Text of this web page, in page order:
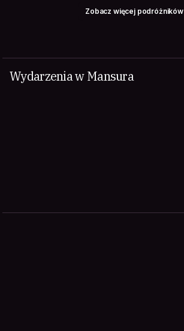
Zobacz więcej podróżników
Wydarzenia w Mansura